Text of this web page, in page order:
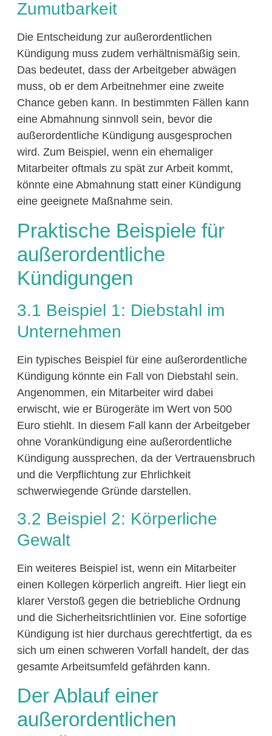
Zumutbarkeit
Die Entscheidung zur außerordentlichen
Kündigung muss zudem verhältnismäßig sein.
Das bedeutet, dass der Arbeitgeber abwägen
muss, ob er dem Arbeitnehmer eine zweite
Chance geben kann. In bestimmten Fällen kann
eine Abmahnung sinnvoll sein, bevor die
außerordentliche Kündigung ausgesprochen
wird. Zum Beispiel, wenn ein ehemaliger
Mitarbeiter oftmals zu spät zur Arbeit kommt,
könnte eine Abmahnung statt einer Kündigung
eine geeignete Maßnahme sein.
Praktische Beispiele für
außerordentliche
Kündigungen
3.1 Beispiel 1: Diebstahl im
Unternehmen
Ein typisches Beispiel für eine außerordentliche
Kündigung könnte ein Fall von Diebstahl sein.
Angenommen, ein Mitarbeiter wird dabei
erwischt, wie er Bürogeräte im Wert von 500
Euro stiehlt. In diesem Fall kann der Arbeitgeber
ohne Vorankündigung eine außerordentliche
Kündigung aussprechen, da der Vertrauensbruch
und die Verpflichtung zur Ehrlichkeit
schwerwiegende Gründe darstellen.
3.2 Beispiel 2: Körperliche
Gewalt
Ein weiteres Beispiel ist, wenn ein Mitarbeiter
einen Kollegen körperlich angreift. Hier liegt ein
klarer Verstoß gegen die betriebliche Ordnung
und die Sicherheitsrichtlinien vor. Eine sofortige
Kündigung ist hier durchaus gerechtfertigt, da es
sich um einen schweren Vorfall handelt, der das
gesamte Arbeitsumfeld gefährden kann.
Der Ablauf einer
außerordentlichen